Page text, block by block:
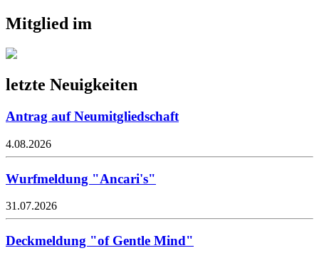
Mitglied im
letzte Neuigkeiten
Antrag auf Neumitgliedschaft
4.08.2026
Wurfmeldung "Ancari's"
31.07.2026
Deckmeldung "of Gentle Mind"